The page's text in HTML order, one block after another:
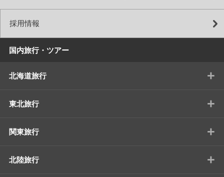
採用情報
国内旅行・ツアー
北海道旅行 +
東北旅行 +
関東旅行 +
北陸旅行 +